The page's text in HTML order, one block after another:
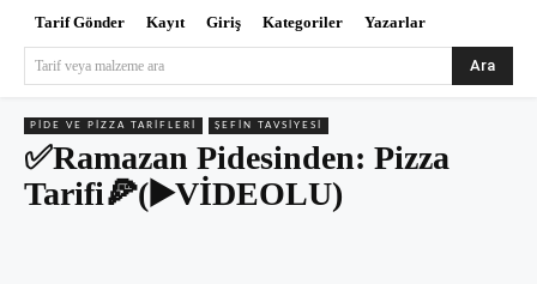
Tarif Gönder Kayıt Giriş Kategoriler Yazarlar
Tarif veya malzeme ara Ara
PIDE VE PIZZA TARIFLERI ŞEFIN TAVSIYESI
✅Ramazan Pidesinden: Pizza
Tarifi🍕(▶️VİDEOLU)